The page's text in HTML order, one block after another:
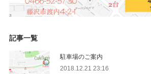
記事一覧
駐車場のご案内
2018.12.21 23:16